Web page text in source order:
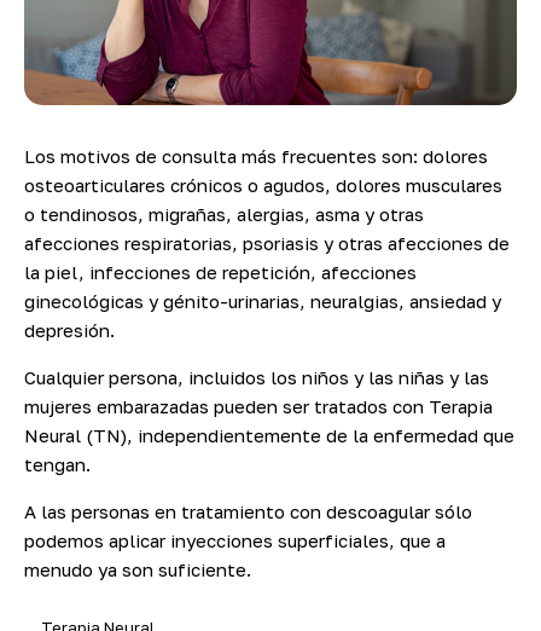
Los motivos de consulta más frecuentes son: dolores
osteoarticulares crónicos o agudos, dolores musculares
o tendinosos, migrañas, alergias, asma y otras
afecciones respiratorias, psoriasis y otras afecciones de
la piel, infecciones de repetición, afecciones
ginecológicas y génito-urinarias, neuralgias, ansiedad y
depresión.
Cualquier persona, incluidos los niños y las niñas y las
mujeres embarazadas pueden ser tratados con Terapia
Neural (TN), independientemente de la enfermedad que
tengan.
A las personas en tratamiento con descoagular sólo
podemos aplicar inyecciones superficiales, que a
menudo ya son suficiente.